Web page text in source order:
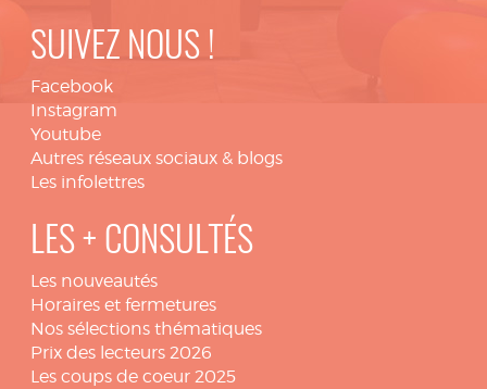
SUIVEZ NOUS !
Facebook
Instagram
Youtube
Autres réseaux sociaux & blogs
Les infolettres
LES + CONSULTÉS
Les nouveautés
Horaires et fermetures
Nos sélections thématiques
Prix des lecteurs 2026
Les coups de coeur 2025